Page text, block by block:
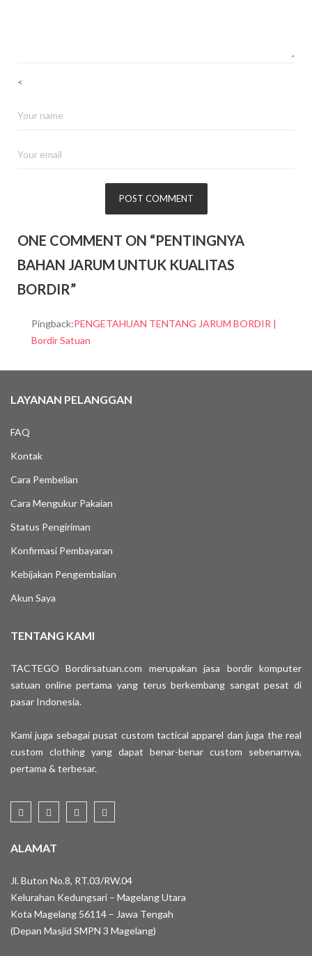
<
ONE COMMENT ON “PENTINGNYA
BAHAN JARUM UNTUK KUALITAS
BORDIR”
Pingback:PENGETAHUAN TENTANG JARUM BORDIR |
Bordir Satuan
LAYANAN PELANGGAN
FAQ
Kontak
Cara Pembelian
Cara Mengukur Pakaian
Status Pengiriman
Konfirmasi Pembayaran
Kebijakan Pengembalian
Akun Saya
TENTANG KAMI
TACTEGO Bordirsatuan.com merupakan jasa bordir komputer
satuan online pertama yang terus berkembang sangat pesat di
pasar Indonesia.
Kami juga sebagai pusat custom tactical apparel dan juga the real
custom clothing yang dapat benar-benar custom sebenarnya,
pertama & terbesar.
ALAMAT
Jl. Buton No.8, RT.03/RW.04
Kelurahan Kedungsari – Magelang Utara
Kota Magelang 56114 – Jawa Tengah
(Depan Masjid SMPN 3 Magelang)